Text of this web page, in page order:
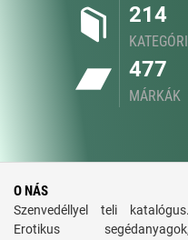
214
477
MÁRKÁK
O NÁS
Szenvedéllyel teli katalógus.
Erotikus segédanyagok,